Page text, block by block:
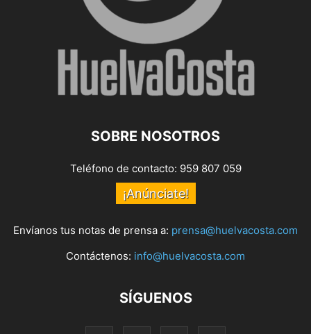
SOBRE NOSOTROS
Teléfono de contacto: 959 807 059
¡Anúnciate!
Envíanos tus notas de prensa a: prensa@huelvacosta.com
Contáctenos: info@huelvacosta.com
SÍGUENOS